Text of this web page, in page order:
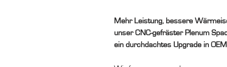
Mehr Leistung, bessere
unser CNC-gefräster Plenum
ein durchdachtes Upgrade in